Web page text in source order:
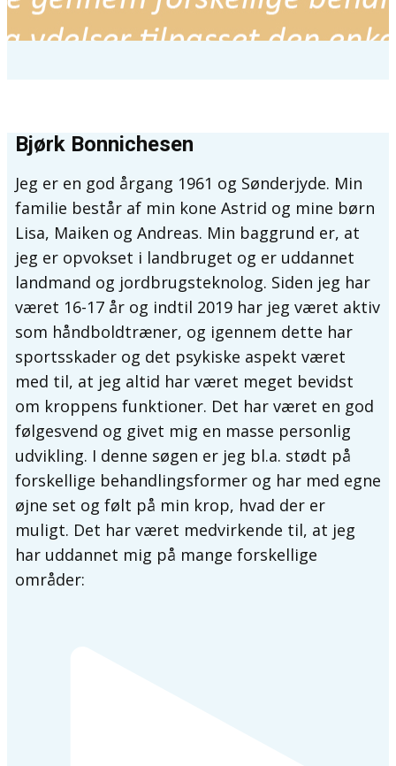
Bjørk Bonnichesen
Jeg er en god årgang 1961 og Sønderjyde. Min
familie består af min kone Astrid og mine børn
Lisa, Maiken og Andreas. Min baggrund er, at
jeg er opvokset i landbruget og er uddannet
landmand og jordbrugsteknolog. Siden jeg har
været 16-17 år og indtil 2019 har jeg været aktiv
som håndboldtræner, og igennem dette har
sportsskader og det psykiske aspekt været
med til, at jeg altid har været meget bevidst
om kroppens funktioner. Det har været en god
følgesvend og givet mig en masse personlig
udvikling. I denne søgen er jeg bl.a. stødt på
forskellige behandlingsformer og har med egne
øjne set og følt på min krop, hvad der er
muligt. Det har været medvirkende til, at jeg
har uddannet mig på mange forskellige
områder: